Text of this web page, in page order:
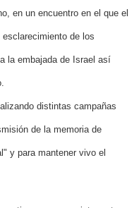
en un encuentro en el que el
de los
la embajada de Israel así
distintas campañas
de la memoria de
y para mantener vivo el